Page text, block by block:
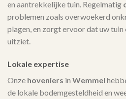
en aantrekkelijke tuin. Regelmatig
problemen zoals overwoekerd
plagen, en zorgt ervoor dat uw
uitziet.
Lokale expertise
Onze hoveniers in Wemmel
de lokale bodemgesteldheid en